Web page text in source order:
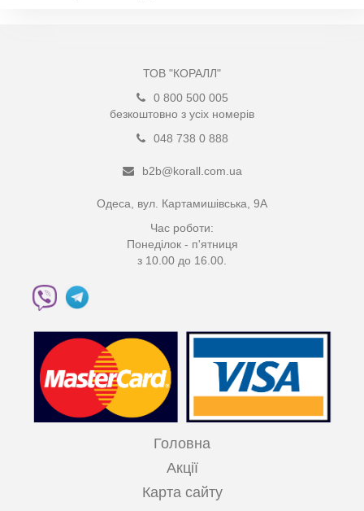
ТОВ "КОРАЛЛ"
0 800 500 005
безкоштовно з усіх номерів
048 738 0 888
b2b@korall.com.ua
Одеса, вул. Картамишівська, 9А
Час роботи:
Понеділок - п'ятниця
з 10.00 до 16.00.
Головна
Акції
Карта сайту